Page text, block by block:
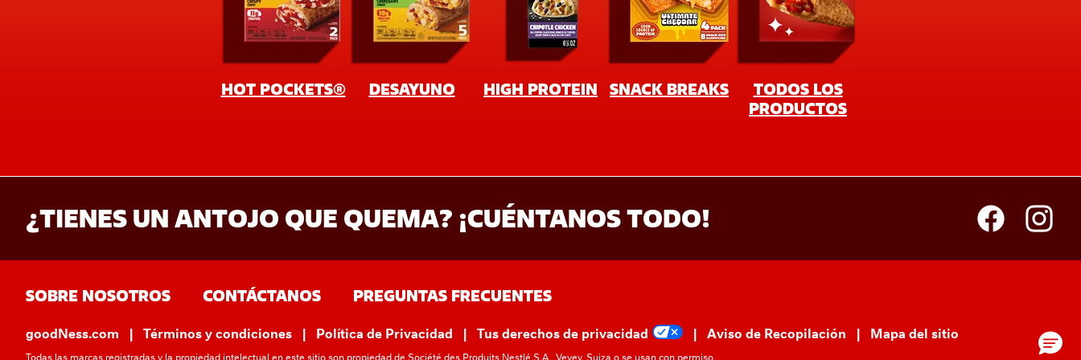
¿TIENES UN ANTOJO QUE QUEMA? ¡CUÉNTANOS TODO!
SOBRE NOSOTROS CONTÁCTANOS PREGUNTAS FRECUENTES
goodNess.com Términos y condiciones Política de Privacidad Tus derechos de privacidad Aviso de Recopilación Mapa del sitio
Todas las marcas registradas y la propiedad intelectual en este sitio son propiedad de Société des Produits Nestlé S.A., Vevey, Suiza o se usan con permiso.